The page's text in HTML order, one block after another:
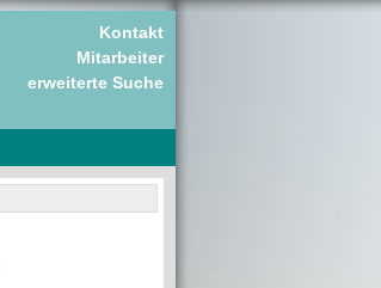
Kontakt
Mitarbeiter
erweiterte Suche